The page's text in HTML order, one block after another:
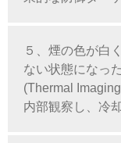
５、煙の色が白
ない状態になっ
(Thermal
内部観察し、冷